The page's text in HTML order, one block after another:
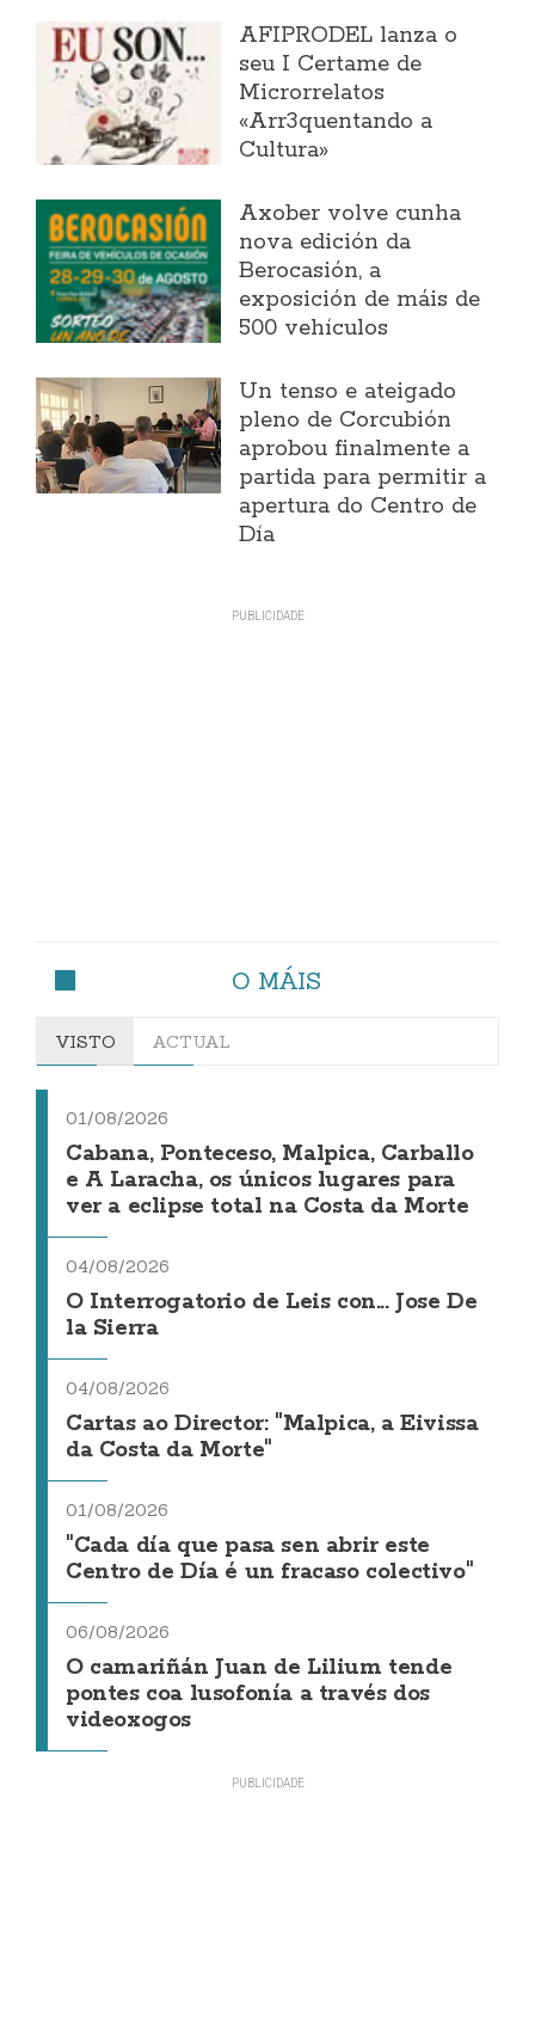
AFIPRODEL lanza o
seu I Certame de
Microrrelatos
«Arr3quentando a
Cultura»
Axober volve cunha
nova edición da
Berocasión, a
exposición de máis de
500 vehículos
Un tenso e ateigado
pleno de Corcubión
aprobou finalmente a
partida para permitir a
apertura do Centro de
Día
O MÁIS
VISTO ACTUAL
01/08/2026
Cabana, Ponteceso, Malpica, Carballo
e A Laracha, os únicos lugares para
ver a eclipse total na Costa da Morte
04/08/2026
O Interrogatorio de Leis con... Jose De
la Sierra
04/08/2026
Cartas ao Director: "Malpica, a Eivissa
da Costa da Morte"
01/08/2026
"Cada día que pasa sen abrir este
Centro de Día é un fracaso colectivo"
06/08/2026
O camariñán Juan de Lilium tende
pontes coa lusofonía a través dos
videoxogos